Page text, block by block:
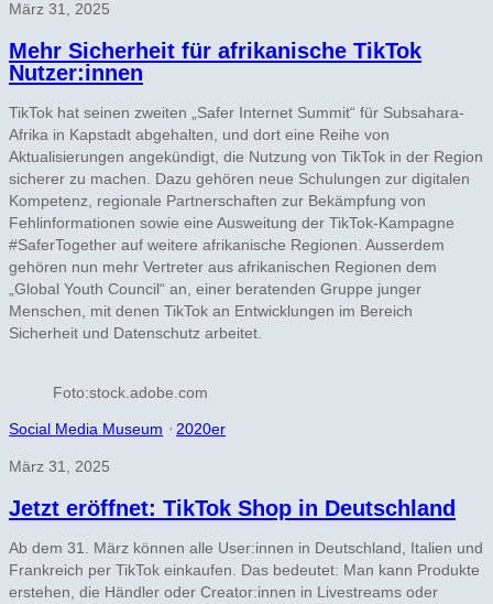
März 31, 2025
Mehr Sicherheit für afrikanische TikTok
Nutzer:innen
TikTok hat seinen zweiten „Safer Internet Summit“ für Subsahara-
Afrika in Kapstadt abgehalten, und dort eine Reihe von
Aktualisierungen angekündigt, die Nutzung von TikTok in der Region
sicherer zu machen. Dazu gehören neue Schulungen zur digitalen
Kompetenz, regionale Partnerschaften zur Bekämpfung von
Fehlinformationen sowie eine Ausweitung der TikTok-Kampagne
#SaferTogether auf weitere afrikanische Regionen. Ausserdem
gehören nun mehr Vertreter aus afrikanischen Regionen dem
„Global Youth Council“ an, einer beratenden Gruppe junger
Menschen, mit denen TikTok an Entwicklungen im Bereich
Sicherheit und Datenschutz arbeitet.
Foto:stock.adobe.com
Social Media Museum ⋅ 2020er
März 31, 2025
Jetzt eröffnet: TikTok Shop in Deutschland
Ab dem 31. März können alle User:innen in Deutschland, Italien und
Frankreich per TikTok einkaufen. Das bedeutet: Man kann Produkte
erstehen, die Händler oder Creator:innen in Livestreams oder